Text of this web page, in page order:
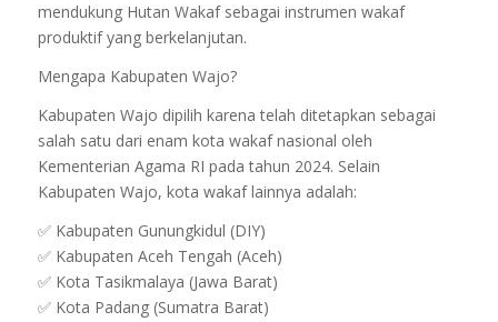
mendukung Hutan Wakaf sebagai instrumen wakaf
produktif yang berkelanjutan.
Mengapa Kabupaten Wajo?
Kabupaten Wajo dipilih karena telah ditetapkan sebagai
salah satu dari enam kota wakaf nasional oleh
Kementerian Agama RI pada tahun 2024. Selain
Kabupaten Wajo, kota wakaf lainnya adalah:
✅ Kabupaten Gunungkidul (DIY)
✅ Kabupaten Aceh Tengah (Aceh)
✅ Kota Tasikmalaya (Jawa Barat)
✅ Kota Padang (Sumatra Barat)